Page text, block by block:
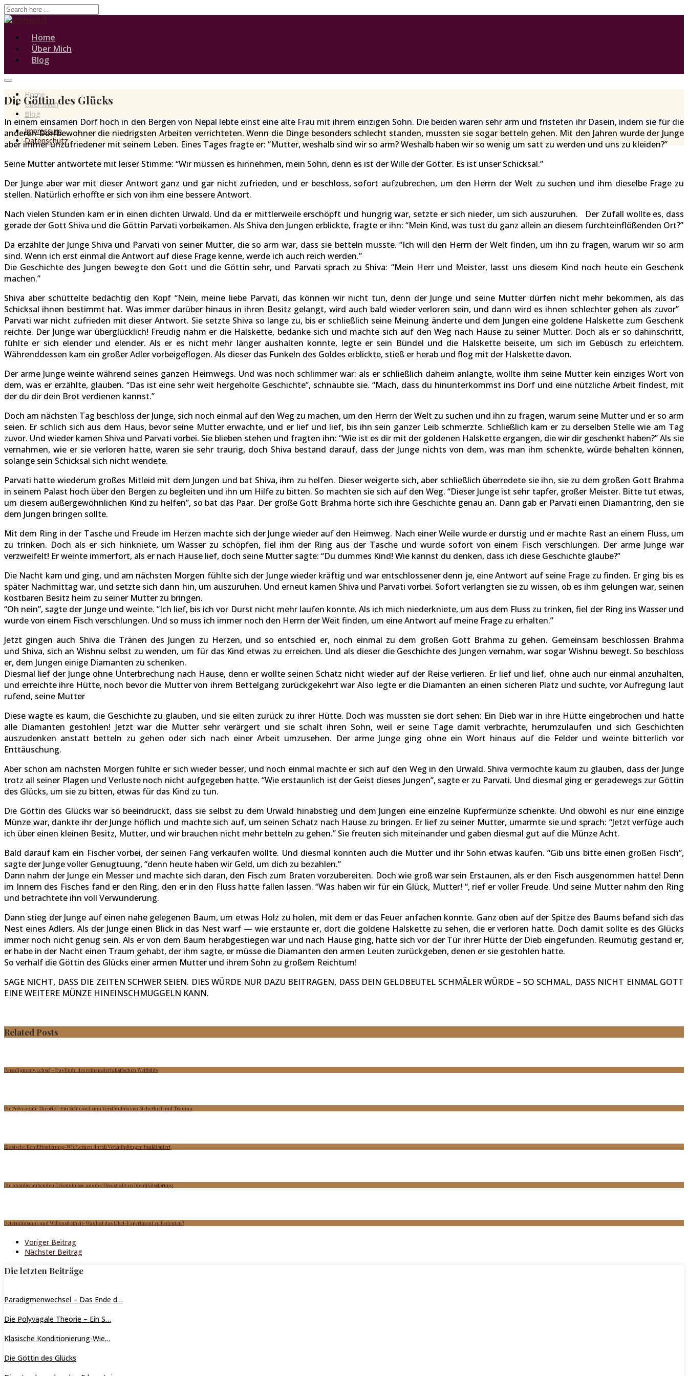
Home
Über Mich
Blog
Home
Über mich
Blog
Impressum
Datenschutz
Die Göttin des Glücks
In einem einsamen Dorf hoch in den Bergen von Nepal lebte einst eine alte Frau mit ihrem einzigen Sohn. Die beiden waren sehr arm und fristeten ihr Dasein, indem sie für die
anderen Dorfbewohner die niedrigsten Arbeiten verrichteten. Wenn die Dinge besonders schlecht standen, mussten sie sogar betteln gehen. Mit den Jahren wurde der Junge
aber immer unzufriedener mit seinem Leben. Eines Tages fragte er: “Mutter, weshalb sind wir so arm? Weshalb haben wir so wenig um satt zu werden und uns zu kleiden?”
Seine Mutter antwortete mit leiser Stimme: “Wir müssen es hinnehmen, mein Sohn, denn es ist der Wille der Götter. Es ist unser Schicksal.”
Der Junge aber war mit dieser Antwort ganz und gar nicht zufrieden, und er beschloss, sofort aufzubrechen, um den Herrn der Welt zu suchen und ihm dieselbe Frage zu
stellen. Natürlich erhoffte er sich von ihm eine bessere Antwort.
Nach vielen Stunden kam er in einen dichten Urwald. Und da er mittlerweile erschöpft und hungrig war, setzte er sich nieder, um sich auszuruhen. Der Zufall wollte es, dass
gerade der Gott Shiva und die Göttin Parvati vorbeikamen. Als Shiva den Jungen erblickte, fragte er ihn: “Mein Kind, was tust du ganz allein an diesem furchteinflößenden Ort?”
Da erzählte der Junge Shiva und Parvati von seiner Mutter, die so arm war, dass sie betteln musste. “Ich will den Herrn der Welt finden, um ihn zu fragen, warum wir so arm
sind. Wenn ich erst einmal die Antwort auf diese Frage kenne, werde ich auch reich werden.”
Die Geschichte des Jungen bewegte den Gott und die Göttin sehr, und Parvati sprach zu Shiva: “Mein Herr und Meister, lasst uns diesem Kind noch heute ein Geschenk
machen.”
Shiva aber schüttelte bedächtig den Kopf “Nein, meine liebe Parvati, das können wir nicht tun, denn der Junge und seine Mutter dürfen nicht mehr bekommen, als das
Schicksal ihnen bestimmt hat. Was immer darüber hinaus in ihren Besitz gelangt, wird auch bald wieder verloren sein, und dann wird es ihnen schlechter gehen als zuvor”
Parvati war nicht zufrieden mit dieser Antwort. Sie setzte Shiva so lange zu, bis er schließlich seine Meinung änderte und dem Jungen eine goldene Halskette zum Geschenk
reichte. Der Junge war überglücklich! Freudig nahm er die Halskette, bedanke sich und machte sich auf den Weg nach Hause zu seiner Mutter. Doch als er so dahinschritt,
fühlte er sich elender und elender. Als er es nicht mehr länger aushalten konnte, legte er sein Bündel und die Halskette beiseite, um sich im Gebüsch zu erleichtern.
Währenddessen kam ein großer Adler vorbeigeflogen. Als dieser das Funkeln des Goldes erblickte, stieß er herab und flog mit der Halskette davon.
Der arme Junge weinte während seines ganzen Heimwegs. Und was noch schlimmer war: als er schließlich daheim anlangte, wollte ihm seine Mutter kein einziges Wort von
dem, was er erzählte, glauben. “Das ist eine sehr weit hergeholte Geschichte”, schnaubte sie. “Mach, dass du hinunterkommst ins Dorf und eine nützliche Arbeit findest, mit
der du dir dein Brot verdienen kannst.”
Doch am nächsten Tag beschloss der Junge, sich noch einmal auf den Weg zu machen, um den Herrn der Welt zu suchen und ihn zu fragen, warum seine Mutter und er so arm
seien. Er schlich sich aus dem Haus, bevor seine Mutter erwachte, und er lief und lief, bis ihn sein ganzer Leib schmerzte. Schließlich kam er zu derselben Stelle wie am Tag
zuvor. Und wieder kamen Shiva und Parvati vorbei. Sie blieben stehen und fragten ihn: “Wie ist es dir mit der goldenen Halskette ergangen, die wir dir geschenkt haben?” Als sie
vernahmen, wie er sie verloren hatte, waren sie sehr traurig, doch Shiva bestand darauf, dass der Junge nichts von dem, was man ihm schenkte, würde behalten können,
solange sein Schicksal sich nicht wendete.
Parvati hatte wiederum großes Mitleid mit dem Jungen und bat Shiva, ihm zu helfen. Dieser weigerte sich, aber schließlich überredete sie ihn, sie zu dem großen Gott Brahma
in seinem Palast hoch über den Bergen zu begleiten und ihn um Hilfe zu bitten. So machten sie sich auf den Weg. “Dieser Junge ist sehr tapfer, großer Meister. Bitte tut etwas,
um diesem außergewöhnlichen Kind zu helfen”, so bat das Paar. Der große Gott Brahma hörte sich ihre Geschichte genau an. Dann gab er Parvati einen Diamantring, den sie
dem Jungen bringen sollte.
Mit dem Ring in der Tasche und Freude im Herzen machte sich der Junge wieder auf den Heimweg. Nach einer Weile wurde er durstig und er machte Rast an einem Fluss, um
zu trinken. Doch als er sich hinkniete, um Wasser zu schöpfen, fiel ihm der Ring aus der Tasche und wurde sofort von einem Fisch verschlungen. Der arme Junge war
verzweifelt! Er weinte immerfort, als er nach Hause lief, doch seine Mutter sagte: “Du dummes Kind! Wie kannst du denken, dass ich diese Geschichte glaube?”
Die Nacht kam und ging, und am nächsten Morgen fühlte sich der Junge wieder kräftig und war entschlossener denn je, eine Antwort auf seine Frage zu finden. Er ging bis es
später Nachmittag war, und setzte sich dann hin, um auszuruhen. Und erneut kamen Shiva und Parvati vorbei. Sofort verlangten sie zu wissen, ob es ihm gelungen war, seinen
kostbaren Besitz heim zu seiner Mutter zu bringen.
“Oh nein”, sagte der Junge und weinte. “Ich lief, bis ich vor Durst nicht mehr laufen konnte. Als ich mich niederkniete, um aus dem Fluss zu trinken, fiel der Ring ins Wasser und
wurde von einem Fisch verschlungen. Und so muss ich immer noch den Herrn der Weit finden, um eine Antwort auf meine Frage zu erhalten.”
Jetzt gingen auch Shiva die Tränen des Jungen zu Herzen, und so entschied er, noch einmal zu dem großen Gott Brahma zu gehen. Gemeinsam beschlossen Brahma
und Shiva, sich an Wishnu selbst zu wenden, um für das Kind etwas zu erreichen. Und als dieser die Geschichte des Jungen vernahm, war sogar Wishnu bewegt. So beschloss
er, dem Jungen einige Diamanten zu schenken.
Diesmal lief der Junge ohne Unterbrechung nach Hause, denn er wollte seinen Schatz nicht wieder auf der Reise verlieren. Er lief und lief, ohne auch nur einmal anzuhalten,
und erreichte ihre Hütte, noch bevor die Mutter von ihrem Bettelgang zurückgekehrt war Also legte er die Diamanten an einen sicheren Platz und suchte, vor Aufregung laut
rufend, seine Mutter
Diese wagte es kaum, die Geschichte zu glauben, und sie eilten zurück zu ihrer Hütte. Doch was mussten sie dort sehen: Ein Dieb war in ihre Hütte eingebrochen und hatte
alle Diamanten gestohlen! Jetzt war die Mutter sehr verärgert und sie schalt ihren Sohn, weil er seine Tage damit verbrachte, herumzulaufen und sich Geschichten
auszudenken anstatt betteln zu gehen oder sich nach einer Arbeit umzusehen. Der arme Junge ging ohne ein Wort hinaus auf die Felder und weinte bitterlich vor
Enttäuschung.
Aber schon am nächsten Morgen fühlte er sich wieder besser, und noch einmal machte er sich auf den Weg in den Urwald. Shiva vermochte kaum zu glauben, dass der Junge
trotz all seiner Plagen und Verluste noch nicht aufgegeben hatte. “Wie erstaunlich ist der Geist dieses Jungen”, sagte er zu Parvati. Und diesmal ging er geradewegs zur Göttin
des Glücks, um sie zu bitten, etwas für das Kind zu tun.
Die Göttin des Glücks war so beeindruckt, dass sie selbst zu dem Urwald hinabstieg und dem Jungen eine einzelne Kupfermünze schenkte. Und obwohl es nur eine einzige
Münze war, dankte ihr der Junge höflich und machte sich auf, um seinen Schatz nach Hause zu bringen. Er lief zu seiner Mutter, umarmte sie und sprach: “Jetzt verfüge auch
ich über einen kleinen Besitz, Mutter, und wir brauchen nicht mehr betteln zu gehen.” Sie freuten sich miteinander und gaben diesmal gut auf die Münze Acht.
Bald darauf kam ein Fischer vorbei, der seinen Fang verkaufen wollte. Und diesmal konnten auch die Mutter und ihr Sohn etwas kaufen. “Gib uns bitte einen großen Fisch”,
sagte der Junge voller Genugtuung, “denn heute haben wir Geld, um dich zu bezahlen.”
Dann nahm der Junge ein Messer und machte sich daran, den Fisch zum Braten vorzubereiten. Doch wie groß war sein Erstaunen, als er den Fisch ausgenommen hatte! Denn
im Innern des Fisches fand er den Ring, den er in den Fluss hatte fallen lassen. “Was haben wir für ein Glück, Mutter! “, rief er voller Freude. Und seine Mutter nahm den Ring
und betrachtete ihn voll Verwunderung.
Dann stieg der Junge auf einen nahe gelegenen Baum, um etwas Holz zu holen, mit dem er das Feuer anfachen konnte. Ganz oben auf der Spitze des Baums befand sich das
Nest eines Adlers. Als der Junge einen Blick in das Nest warf — wie erstaunte er, dort die goldene Halskette zu sehen, die er verloren hatte. Doch damit sollte es des Glücks
immer noch nicht genug sein. Als er von dem Baum herabgestiegen war und nach Hause ging, hatte sich vor der Tür ihrer Hütte der Dieb eingefunden. Reumütig gestand er,
er habe in der Nacht einen Traum gehabt, der ihm sagte, er müsse die Diamanten den armen Leuten zurückgeben, denen er sie gestohlen hatte.
So verhalf die Göttin des Glücks einer armen Mutter und ihrem Sohn zu großem Reichtum!
SAGE NICHT, DASS DIE ZEITEN SCHWER SEIEN. DIES WÜRDE NUR DAZU BEITRAGEN, DASS DEIN GELDBEUTEL SCHMÄLER WÜRDE – SO SCHMAL, DASS NICHT EINMAL GOTT
EINE WEITERE MÜNZE HINEINSCHMUGGELN KANN.
Related Posts
Paradigmenwechsel – Das Ende des rein materialistischen Weltbilds
Die Polyvagale Theorie – Ein Schlüssel zum Verständnis von Sicherheit und Trauma
Klasische Konditionierung-Wie Lernen durch Verknüpfungen funktioniert
Die atemberaubenden Erkenntnisse aus der Dissoziativen Identitätsstörung
Determinismus und Willensfreiheit-Was hat das Libet-Experiment zu bedeuten?
Post navigation
Voriger Beitrag
Nächster Beitrag
Die letzten Beiträge
Paradigmenwechsel – Das Ende d…
Die Polyvagale Theorie – Ein S…
Klasische Konditionierung-Wie…
Die Göttin des Glücks